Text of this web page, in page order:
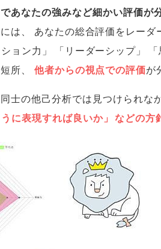
あなたの強みなど細かい評価が
は、 あなたの総合評価をレー
ョン力 」 「 リーダーシップ 」 「
所、 他者からの視点での評価が
士の他己分析では見つけられな
に表現すれば良いか 」 などの方